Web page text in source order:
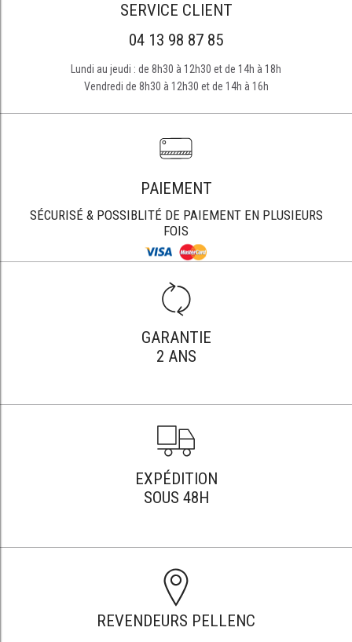
SERVICE CLIENT
04 13 98 87 85
Lundi au jeudi : de 8h30 à 12h30 et de 14h à 18h
Vendredi de 8h30 à 12h30 et de 14h à 16h
PAIEMENT
SÉCURISÉ & POSSIBLITÉ DE PAIEMENT EN PLUSIEURS
FOIS
GARANTIE
2 ANS
EXPÉDITION
SOUS 48H
REVENDEURS PELLENC